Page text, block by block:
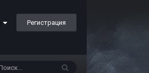
Регистрация